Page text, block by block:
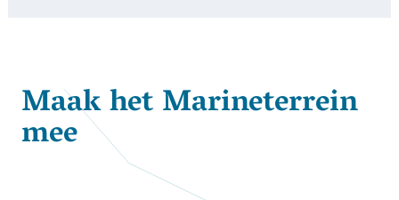
Maak het Marineterrein
mee